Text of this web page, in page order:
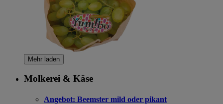
Mehr laden
Molkerei & Käse
Angebot: Beemster mild oder pikant